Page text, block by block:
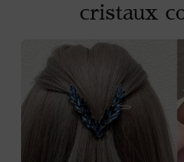
cristaux